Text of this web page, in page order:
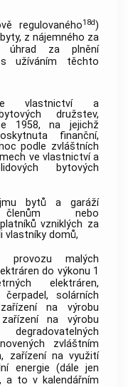
regulovaného18d)
z nájemného za
za plnění
užíváním těchto
vlastnictví a
družstev,
1958, na jejichž
finanční,
podle zvláštních
ve vlastnictví a
bytových
bytů a garáží
členům nebo
vzniklých za
vlastníky domů,
provozu malých
do výkonu 1
elektráren,
čerpadel, solárních
na výrobu
zařízení na výrobu
degradovatelných
zvláštním
zařízení na využití
energie (dále jen
a to v kalendářním